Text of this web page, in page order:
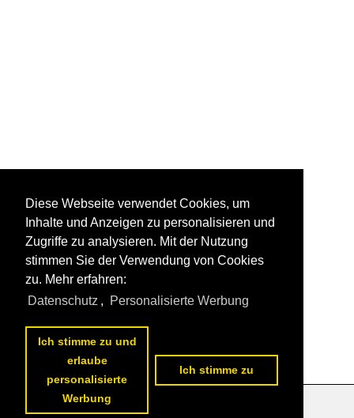
Datenschutzerklärung
Diese Webseite verwendet Cookies, um
Inhalte und Anzeigen zu personalisieren und
Zugriffe zu analysieren. Mit der Nutzung
stimmen Sie der Verwendung von Cookies
zu. Mehr erfahren:
Datenschutz , Personalisierte Werbung
Ich stimme zu und
erlaube
personalisierte
Werbung
Ich stimme zu